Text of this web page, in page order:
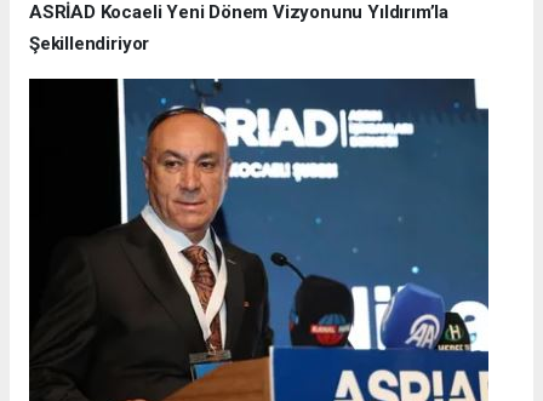
ASRİAD Kocaeli Yeni Dönem Vizyonunu Yıldırım’la
Şekillendiriyor